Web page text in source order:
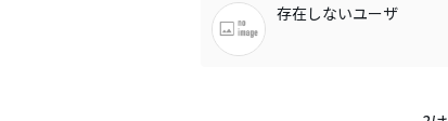
存在しないユーザ